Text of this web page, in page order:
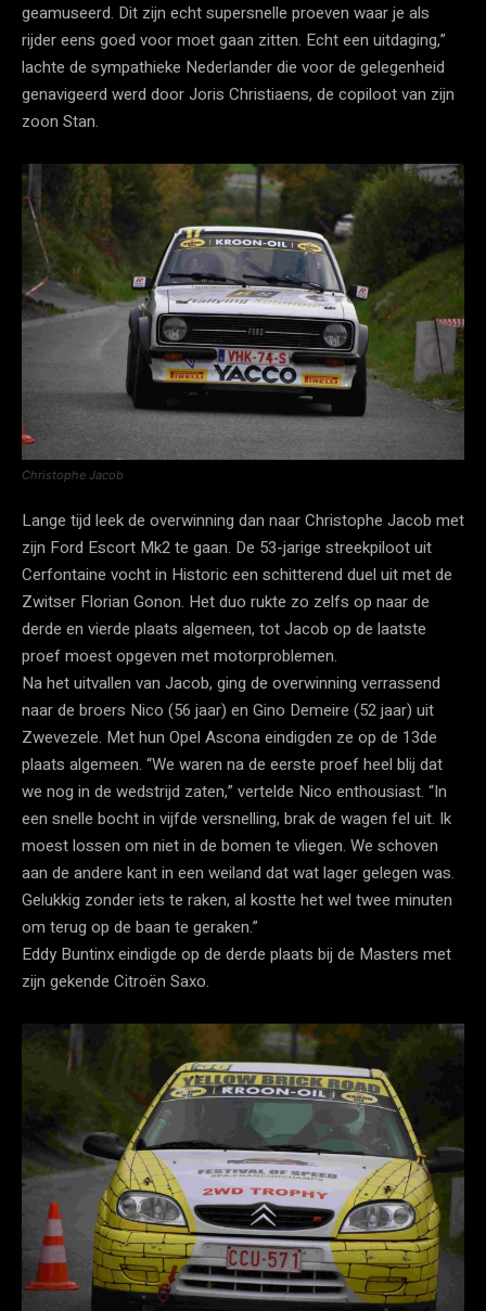
geamuseerd. Dit zijn echt supersnelle proeven waar je als
rijder eens goed voor moet gaan zitten. Echt een uitdaging,”
lachte de sympathieke Nederlander die voor de gelegenheid
genavigeerd werd door Joris Christiaens, de copiloot van zijn
zoon Stan.
Christophe Jacob
Lange tijd leek de overwinning dan naar Christophe Jacob met
zijn Ford Escort Mk2 te gaan. De 53-jarige streekpiloot uit
Cerfontaine vocht in Historic een schitterend duel uit met de
Zwitser Florian Gonon. Het duo rukte zo zelfs op naar de
derde en vierde plaats algemeen, tot Jacob op de laatste
proef moest opgeven met motorproblemen.
Na het uitvallen van Jacob, ging de overwinning verrassend
naar de broers Nico (56 jaar) en Gino Demeire (52 jaar) uit
Zwevezele. Met hun Opel Ascona eindigden ze op de 13de
plaats algemeen. “We waren na de eerste proef heel blij dat
we nog in de wedstrijd zaten,” vertelde Nico enthousiast. “In
een snelle bocht in vijfde versnelling, brak de wagen fel uit. Ik
moest lossen om niet in de bomen te vliegen. We schoven
aan de andere kant in een weiland dat wat lager gelegen was.
Gelukkig zonder iets te raken, al kostte het wel twee minuten
om terug op de baan te geraken.”
Eddy Buntinx eindigde op de derde plaats bij de Masters met
zijn gekende Citroën Saxo.